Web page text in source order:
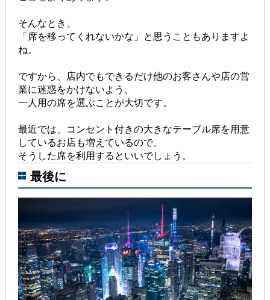
そんなとき、
「席を移ってくれないかな」と思うこともありますよ
ね。
ですから、店内でもできるだけ他のお客さんや店の営
業に迷惑をかけないよう、
一人用の席を選ぶことが大切です。
最近では、コンセント付きの大きなテーブル席を用意
しているお店も増えているので、
そうした席を利用するといいでしょう。
最後に